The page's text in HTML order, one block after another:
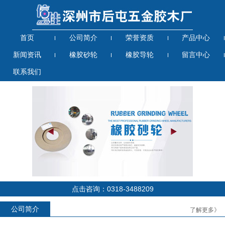
首页 公司简介 荣誉资质 产品中心
新闻资讯 橡胶砂轮 橡胶导轮 留言中心
联系我们
点击咨询：0318-3488209
公司简介 了解更多》